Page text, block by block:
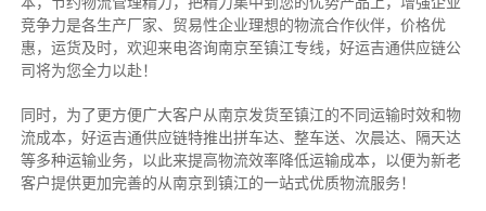
竞争力是各生产厂家、贸易性企业理想的物流合作伙伴，价格优
惠，运货及时，欢迎来电咨询南京至镇江专线，好运吉通供应链公
司将为您全力以赴！
同时，为了更方便广大客户从南京发货至镇江的不同运输时效和物
流成本，好运吉通供应链特推出拼车达、整车送、次晨达、隔天达
等多种运输业务，以此来提高物流效率降低运输成本，以便为新老
客户提供更加完善的从南京到镇江的一站式优质物流服务！